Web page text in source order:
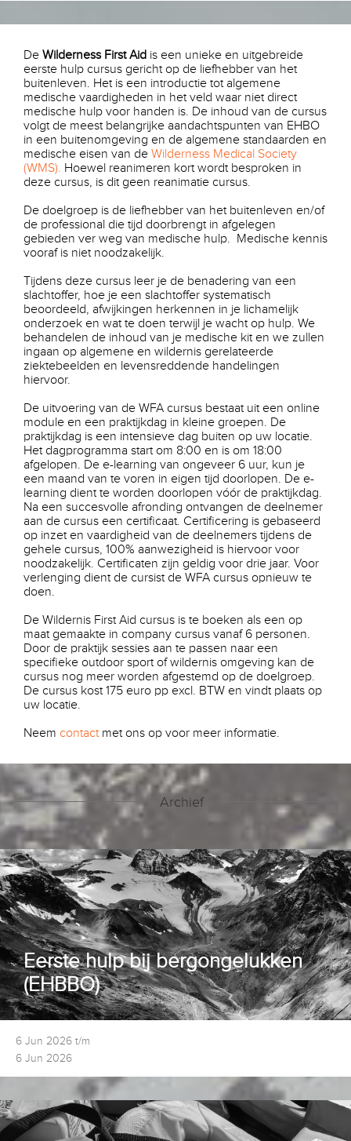
De Wilderness First Aid is een unieke en uitgebreide
eerste hulp cursus gericht op de liefhebber van het
buitenleven. Het is een introductie tot algemene
medische vaardigheden in het veld waar niet direct
medische hulp voor handen is. De inhoud van de cursus
volgt de meest belangrijke aandachtspunten van EHBO
in een buitenomgeving en de algemene standaarden en
medische eisen van de Wilderness Medical Society
(WMS). Hoewel reanimeren kort wordt besproken in
deze cursus, is dit geen reanimatie cursus.
De doelgroep is de liefhebber van het buitenleven en/of
de professional die tijd doorbrengt in afgelegen
gebieden ver weg van medische hulp. Medische kennis
vooraf is niet noodzakelijk.
Tijdens deze cursus leer je de benadering van een
slachtoffer, hoe je een slachtoffer systematisch
beoordeeld, afwijkingen herkennen in je lichamelijk
onderzoek en wat te doen terwijl je wacht op hulp. We
behandelen de inhoud van je medische kit en we zullen
ingaan op algemene en wildernis gerelateerde
ziektebeelden en levensreddende handelingen
hiervoor.
De uitvoering van de WFA cursus bestaat uit een online
module en een praktijkdag in kleine groepen. De
praktijkdag is een intensieve dag buiten op uw locatie.
Het dagprogramma start om 8:00 en is om 18:00
afgelopen. De e-learning van ongeveer 6 uur, kun je
een maand van te voren in eigen tijd doorlopen. De e-
learning dient te worden doorlopen vóór de praktijkdag.
Na een succesvolle afronding ontvangen de deelnemer
aan de cursus een certificaat. Certificering is gebaseerd
op inzet en vaardigheid van de deelnemers tijdens de
gehele cursus, 100% aanwezigheid is hiervoor voor
noodzakelijk. Certificaten zijn geldig voor drie jaar. Voor
verlenging dient de cursist de WFA cursus opnieuw te
doen.
De Wildernis First Aid cursus is te boeken als een op
maat gemaakte in company cursus vanaf 6 personen.
Door de praktijk sessies aan te passen naar een
specifieke outdoor sport of wildernis omgeving kan de
cursus nog meer worden afgestemd op de doelgroep.
De cursus kost 175 euro pp excl. BTW en vindt plaats op
uw locatie.
Neem contactmet ons op voor meer informatie.
Archief
Eerste hulp bij bergongelukken
(EHBBO)
6 Jun 2026 t/m
6 Jun 2026